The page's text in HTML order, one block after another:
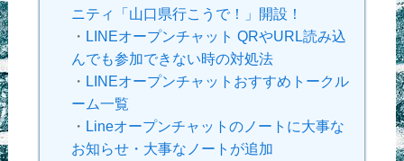
ニティ「山口県行こうで！」開設！
・ LINEオープンチャット QRやURL読み込
んでも参加できない時の対処法
・ LINEオープンチャットおすすめトークル
ーム一覧
・ Lineオープンチャットのノートに大事な
お知らせ・大事なノートが追加